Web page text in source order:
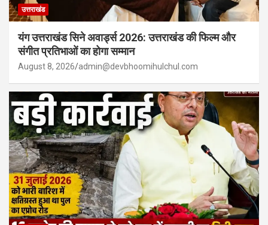
उत्तराखंड
यंग उत्तराखंड सिने अवार्ड्स 2026: उत्तराखंड की फिल्म और
संगीत प्रतिभाओं का होगा सम्मान
August 8, 2026 admin@devbhoomihulchul.com